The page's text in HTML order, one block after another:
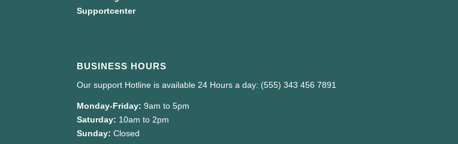
Supportcenter
BUSINESS HOURS
Our support Hotline is available 24 Hours a day: (555) 343 456 7891
Monday-Friday:9am to 5pm
Saturday: 10am to 2pm
Sunday:Closed